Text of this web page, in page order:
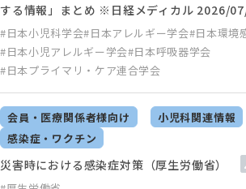
#日本小児科学会#日本アレルギー学会#日本環境
#日本小児アレルギー学会#日本呼吸器学会
#日本プライマリ・ケア連合学会
する情報」まとめ ※日経メディカル 2026/
会員・医療関係者様向け
小児科関連情報
感染症・ワクチン
災害時における感染症対策（厚生労働省）